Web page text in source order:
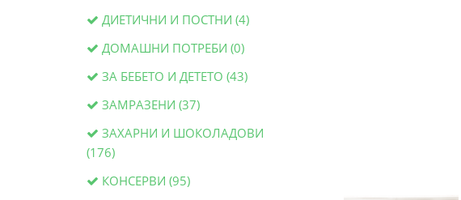
ДИЕТИЧНИ И ПОСТНИ (4)
ДОМАШНИ ПОТРЕБИ (0)
ЗА БЕБЕТО И ДЕТЕТО (43)
ЗАМРАЗЕНИ (37)
ЗАХАРНИ И ШОКОЛАДОВИ
(176)
КОНСЕРВИ (95)